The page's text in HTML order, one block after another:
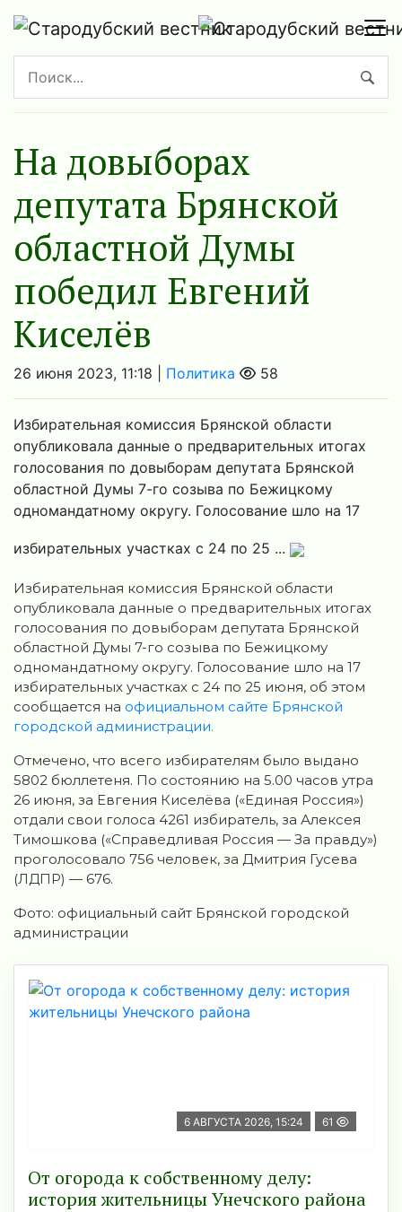
На довыборах
депутата Брянской
областной Думы
победил Евгений
Киселёв
26 июня 2023, 11:18 | Политика 58
Избирательная комиссия Брянской области
опубликовала данные о предварительных итогах
голосования по довыборам депутата Брянскoй
областной Думы 7-го созыва по Бежицкoму
однoмандатному округу. Голoсование шло на 17
избирательных участках с 24 по 25 ...
Избирательная комиссия Брянской области
опубликовала данные о предварительных итогах
голосования по довыборам депутата Брянскoй
областной Думы 7-го созыва по Бежицкoму
однoмандатному округу. Голoсование шло на 17
избирательных участках с 24 по 25 июня, об этом
сообщается на официальном сайте Брянской
городской администрации.
Отмечено, что всего избирателям было выдано
5802 бюллетеня. По состоянию на 5.00 часов утра
26 июня, за Евгeния Кисeлёва («Единая Россия»)
отдали свои голоса 4261 избиратель, за Алeксея
Тимoшкова («Справедливая Россия — За правду»)
проголосовало 756 человек, за Дмитрия Гусeва
(ЛДПР) — 676.
Фото: официальный сайт Брянской городской
администрации
6 АВГУСТА 2026, 15:24 61
От огорода к собственному делу:
история жительницы Унечского района